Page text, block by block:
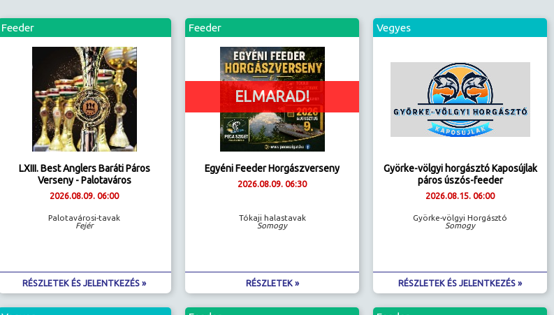
Feeder
LXIII. Best Anglers Baráti Páros
Verseny - Palotaváros
2026.08.09. 06:00
Palotavárosi-tavak
Fejér
RÉSZLETEK ÉS JELENTKEZÉS »
ELMARAD!
Feeder
Egyéni Feeder Horgászverseny
2026.08.09. 06:30
Tókaji halastavak
Somogy
RÉSZLETEK »
Vegyes
Györke-völgyi horgásztó Kaposújlak
páros úszós-feeder
2026.08.15. 06:00
Györke-völgyi Horgásztó
Somogy
RÉSZLETEK ÉS JELENTKEZÉS »